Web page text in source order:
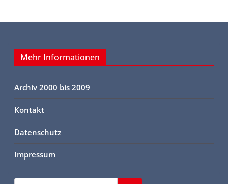
Mehr Informationen
Archiv 2000 bis 2009
Kontakt
Datenschutz
Impressum